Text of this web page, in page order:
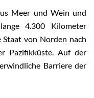
Meer und Wein und
4.300 Kilometer
von Norden nach
Pazifikküste. Auf der
Barriere der